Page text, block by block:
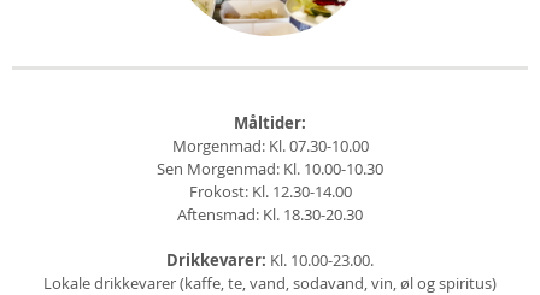
Måltider:
Morgenmad: Kl. 07.30-10.00
Sen Morgenmad: Kl. 10.00-10.30
Frokost: Kl. 12.30-14.00
Aftensmad: Kl. 18.30-20.30
Drikkevarer: Kl. 10.00-23.00.
Lokale drikkevarer (kaffe, te, vand, sodavand, vin, øl og spiritus)